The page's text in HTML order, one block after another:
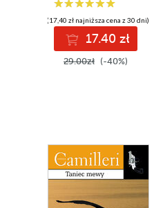
(17,40 zł najniższa cena z 30 dni)
17.40 zł
29.00zł (-40%)